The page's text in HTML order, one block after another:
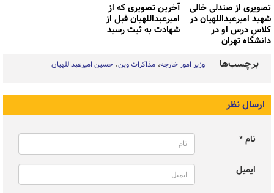
تصویری از صندلی خالی
شهید امیرعبداللهیان در
کلاس درس او در
دانشگاه تهران
آخرین تصویری که از
امیرعبداللهیان قبل از
شهادت به ثبت رسید
برچسب‌ها وزیر امور خارجه مذاکرات وین حسین امیرعبداللهیان
ارسال نظر
نام *
ایمیل